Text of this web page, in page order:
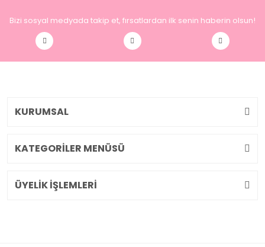
Bizi sosyal medyada takip et, fırsatlardan ilk senin haberin olsun!
KURUMSAL
KATEGORİLER MENÜSÜ
ÜYELİK İŞLEMLERİ